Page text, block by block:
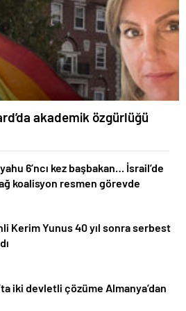
akademik özgürlüğü
6’ncı kez başbakan… İsrail’de
koalisyon resmen görevde
Kerim Yunus 40 yıl sonra serbest
iki devletli çözüme Almanya’dan